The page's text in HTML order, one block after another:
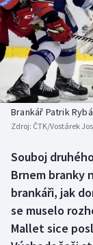
Americký
Baseball a
Basketbal
Biatlon
Box
Curling
Dostihy
Soutěže
Historické
Aplikace ČT
Brankář Patrik
Zdroj: ČTK/Vostárek
Souboj
Brnem branky
brankáři, jak
se muselo
Mallet sice